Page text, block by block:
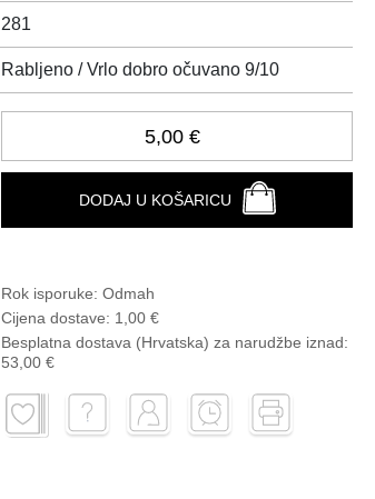
281
Rabljeno / Vrlo dobro očuvano 9/10
5,00 €
DODAJ U KOŠARICU
Rok isporuke: Odmah
Cijena dostave: 1,00 €
Besplatna dostava (Hrvatska) za narudžbe iznad:
53,00 €